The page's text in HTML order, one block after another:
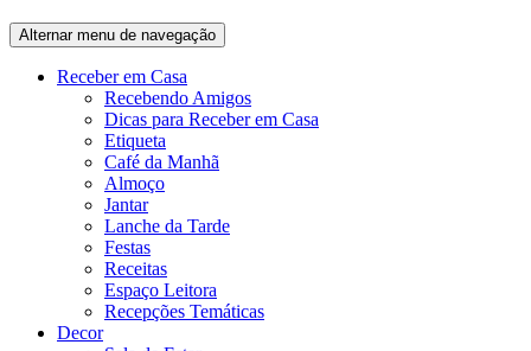
Alternar menu de navegação
Recebendo Amigos
Dicas para Receber em Casa
Etiqueta
Café da Manhã
Almoço
Jantar
Lanche da Tarde
Festas
Receitas
Espaço Leitora
Recepções Temáticas
Decor